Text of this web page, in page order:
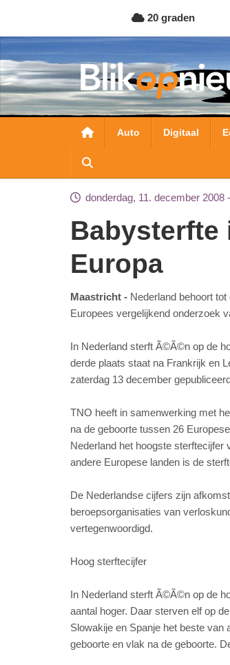
naar
de
inhoud
gaan
20 graden
Hoofdnavigatie
Auto Digitaal
donderdag, 11. december 2008
Babysterfte in Nederland bijna hoogste van
Europa
Maastricht
Nederland behoort
Europees vergelijkend onderzoek
In Nederland sterft Ã©Ã©n op de
derde plaats staat na Frankrijk en
zaterdag 13 december
TNO heeft in samenwerking met
na de geboorte tussen 26
Nederland het hoogste sterftecijfer
andere Europese landen is de
De Nederlandse cijfers zijn
beroepsorganisaties van
vertegenwoordigd.
Hoog sterftecijfer
In Nederland sterft Ã©Ã©n op de
aantal hoger. Daar sterven elf op
Slowakije en Spanje het beste van
geboorte en vlak na de geboorte.